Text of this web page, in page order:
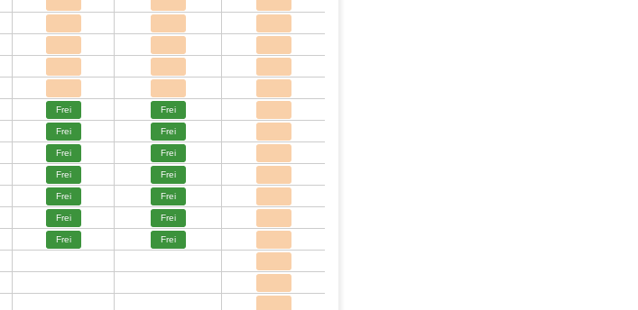
Frei Frei
Frei Frei
Frei Frei
Frei Frei
Frei Frei
Frei Frei
Frei Frei